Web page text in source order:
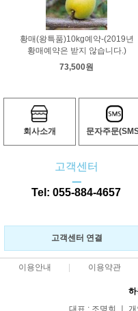
황매(왕특품)10kg예약-(2019년
황매예약은 받지 않습니다.)
73,500원
회사소개 문자주문
고객센터
ㅡ
Tel: 055-884-4657
고객센터 연결
이용안내 이용약관
대표 : 조명희 ㅣ